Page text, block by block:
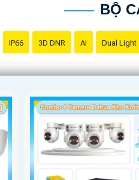
BỘ
IP66 3D DNR AI Dual Light